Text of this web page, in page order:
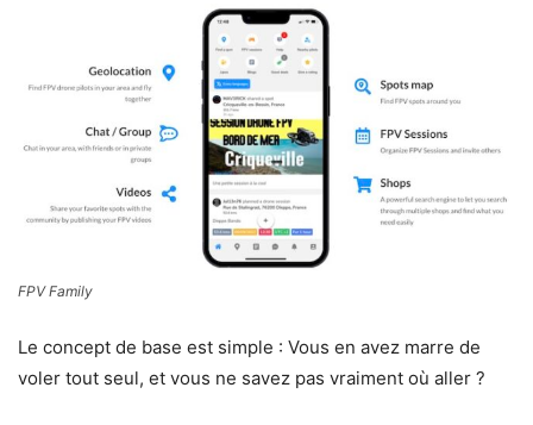
FPV Family
Le concept de base est simple : Vous en avez marre de
voler tout seul, et vous ne savez pas vraiment où aller ?